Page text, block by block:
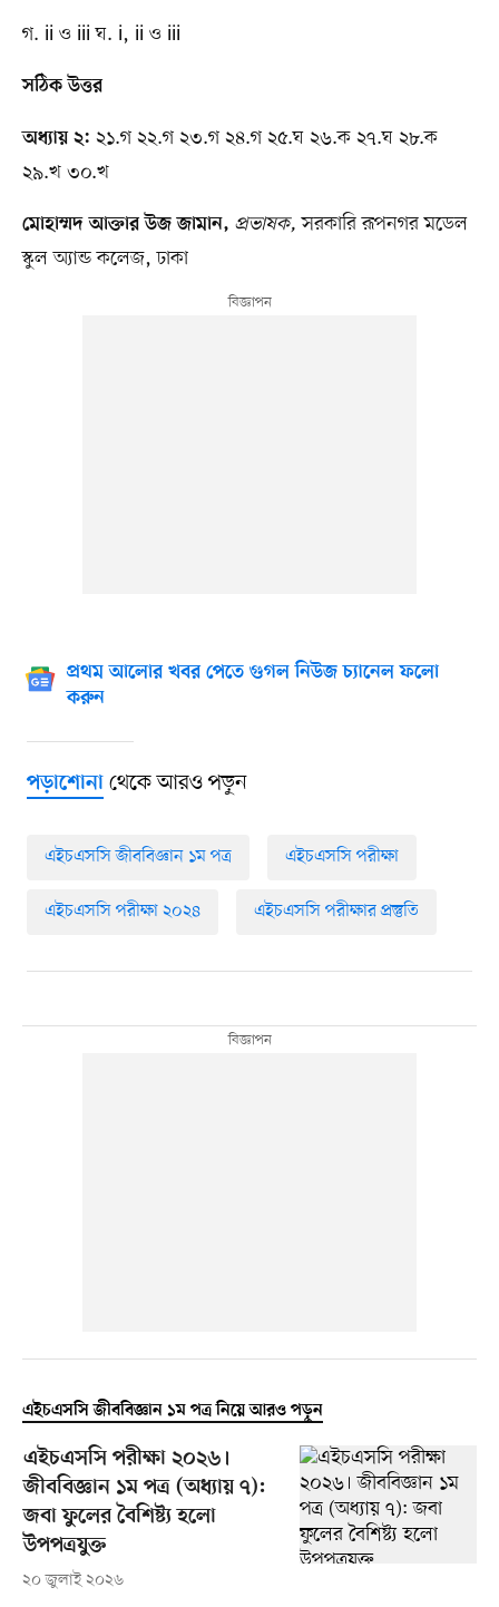
গ. ii ও iii ঘ. i, ii ও iii
সঠিক উত্তর
অধ্যায় ২: ২১.গ ২২.গ ২৩.গ ২৪.গ ২৫.ঘ ২৬.ক ২৭.ঘ ২৮.ক
২৯.খ ৩০.খ
মোহাম্মদ আক্তার উজ জামান, প্রভাষক, সরকারি রূপনগর মডেল
স্কুল অ্যান্ড কলেজ, ঢাকা
প্রথম আলোর খবর পেতে গুগল নিউজ চ্যানেল ফলো
করুন
পড়াশোনাথেকে আরও পড়ুন
এইচএসসি জীববিজ্ঞান ১ম পত্র এইচএসসি পরীক্ষা
এইচএসসি পরীক্ষা ২০২৪ এইচএসসি পরীক্ষার প্রস্তুতি
এইচএসসি জীববিজ্ঞান ১ম পত্র নিয়ে আরও পড়ুন
এইচএসসি পরীক্ষা ২০২৬।
জীববিজ্ঞান ১ম পত্র (অধ্যায় ৭):
জবা ফুলের বৈশিষ্ট্য হলো
উপপত্রযুক্ত
২০ জুলাই ২০২৬